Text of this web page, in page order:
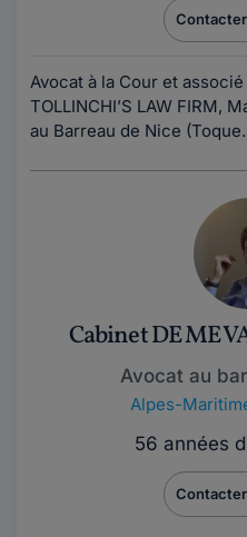
Avocat à la Cour et
TOLLINCHI’S LAW FIRM,
au Barreau de Nice
Cabinet DE ME
Avocat au
Alpes-
56 années